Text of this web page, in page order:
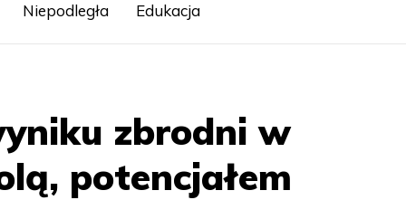
Niepodległa Edukacja
zbrodni w
potencjałem